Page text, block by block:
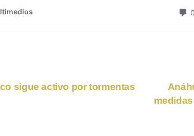
sigue activo por tormentas